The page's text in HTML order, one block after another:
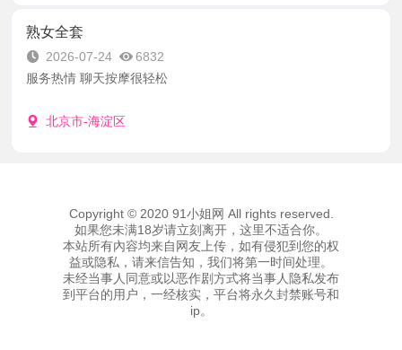
熟女全套
2026-07-24
6832
服务热情 聊天按摩很轻松
北京市-海淀区
Copyright © 2020 91小姐网 All rights reserved.
如果您未满18岁请立刻离开，这里不适合你。
本站所有內容均来自网友上传，如有侵犯到您的权
益或隐私，请来信告知，我们将第一时间处理。
未经当事人同意或以恶作剧方式将当事人隐私发布
到平台的用户，一经核实，平台将永久封禁账号和
ip。